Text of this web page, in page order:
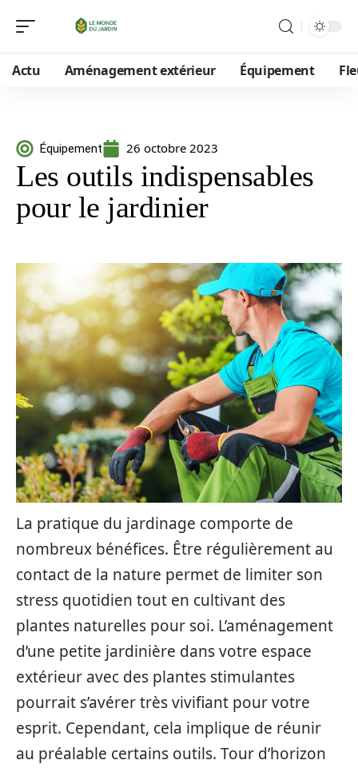
Actu Aménagement extérieur Équipement
Équipement 26 octobre 2023
Les outils indispensables
pour le jardinier
La pratique du jardinage comporte de
nombreux bénéfices. Être régulièrement au
contact de la nature permet de limiter son
stress quotidien tout en cultivant des
plantes naturelles pour soi. L’aménagement
d’une petite jardinière dans votre espace
extérieur avec des plantes stimulantes
pourrait s’avérer très vivifiant pour votre
esprit. Cependant, cela implique de réunir
au préalable certains outils. Tour d’horizon